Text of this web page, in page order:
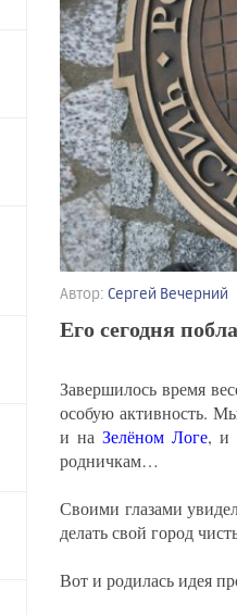
Автор: Сергей Вечерний
Его сегодня
Завершилось время
особую активность.
и наЗелёном Логе,
родничкам…
Своими глазами
делать свой город
Вот и родилась идея